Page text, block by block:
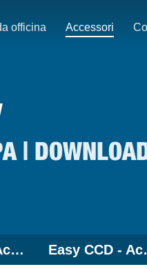
officina Accessori
|
Easy 3D+ - Accessori